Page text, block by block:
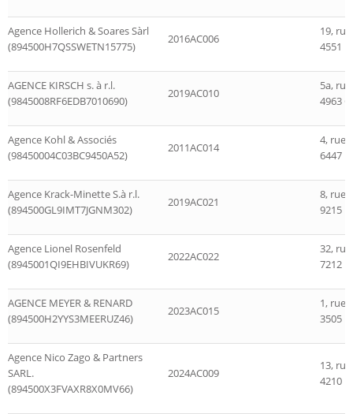
Agence Hollerich & Soares Sàrl
(894500H7QSSWETN15775)
2016AC006
19,
4551
AGENCE KIRSCH s. à r.l.
(9845008RF6EDB7010690)
2019AC010
5a,
4963
Agence Kohl & Associés
(98450004C03BC9450A52)
2011AC014
4, rue
6447
Agence Krack-Minette S.à r.l.
(894500GL9IMT7JGNM302)
2019AC021
8, rue
9215
Agence Lionel Rosenfeld
(8945001QI9EHBIVUKR69)
2022AC022
32,
7212
AGENCE MEYER & RENARD
(894500H2YYS3MEERUZ46)
2023AC015
1, rue
3505
Agence Nico Zago & Partners
SARL.
(894500X3FVAXR8X0MV66)
2024AC009
13,
4210